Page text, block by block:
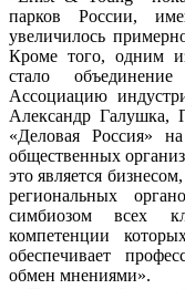
парков России,
увеличилось
Кроме того, одним
стало
Ассоциацию
Александр Галушка,
«Деловая Россия»
общественных
это является
региональных
симбиозом всех
компетенции
обеспечивает
обмен мнениями».